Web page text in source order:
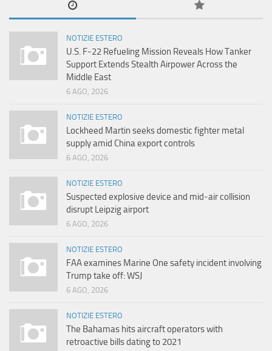
NOTIZIE ESTERO
U.S. F-22 Refueling Mission Reveals How Tanker
Support Extends Stealth Airpower Across the
Middle East
6 AGO, 2026
NOTIZIE ESTERO
Lockheed Martin seeks domestic fighter metal
supply amid China export controls
6 AGO, 2026
NOTIZIE ESTERO
Suspected explosive device and mid-air collision
disrupt Leipzig airport
6 AGO, 2026
NOTIZIE ESTERO
FAA examines Marine One safety incident involving
Trump take off: WSJ
6 AGO, 2026
NOTIZIE ESTERO
The Bahamas hits aircraft operators with
retroactive bills dating to 2021